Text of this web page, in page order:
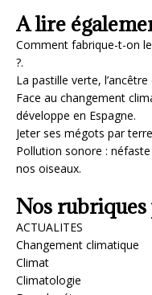
A lire
Comment fabrique-t-on
?.
La pastille verte, l’ancêtre
Face au changement
développe en Espagne.
Jeter ses mégots par
Pollution sonore :
nos oiseaux.
Nos
ACTUALITES
Changement climatique
Climat
Climatologie